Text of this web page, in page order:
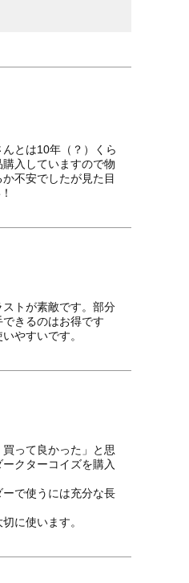
とは10年（？）くら
入していますので物
不安でしたが見た目
トが素敵です。部分
きるのはお得です
やすいです。
って良かった」と思
クターコイズを購入
で使うには充分な長
に使います。